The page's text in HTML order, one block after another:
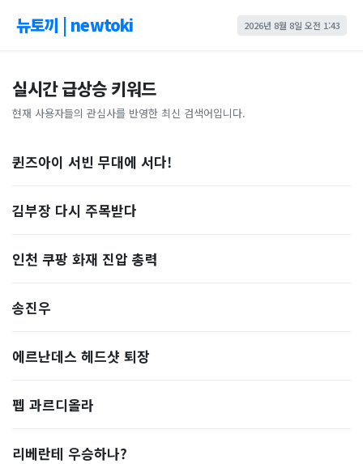
뉴토끼 | newtoki 2026년 8월 8일 오전 1:43
실시간 급상승 키워드
현재 사용자들의 관심사를 반영한 최신 검색어입니다.
퀸즈아이 서빈 무대에 서다!
김부장 다시 주목받다
인천 쿠팡 화재 진압 총력
송진우
에르난데스 헤드샷 퇴장
펩 과르디올라
리베란테 우승하나?